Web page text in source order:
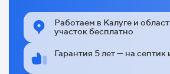
Работаем в Калуге и
участок бесплатно
Гарантия 5 лет — на